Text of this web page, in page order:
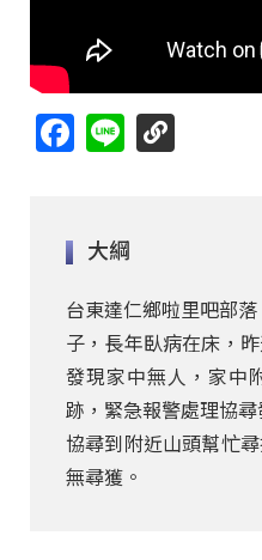
Facebook
Line
大綱
台東達仁鄉啦里吧部
子，長年臥病在床，
發現家中無人，家中
跡，緊急報警處理協
協尋到附近山頭幫忙
無尋獲。